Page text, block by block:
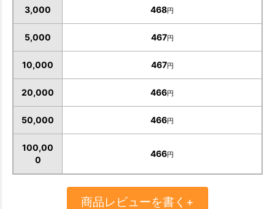
3,000 468円
5,000 467円
10,000 467円
20,000 466円
50,000 466円
100,00
0
466円
商品レビューを書く+